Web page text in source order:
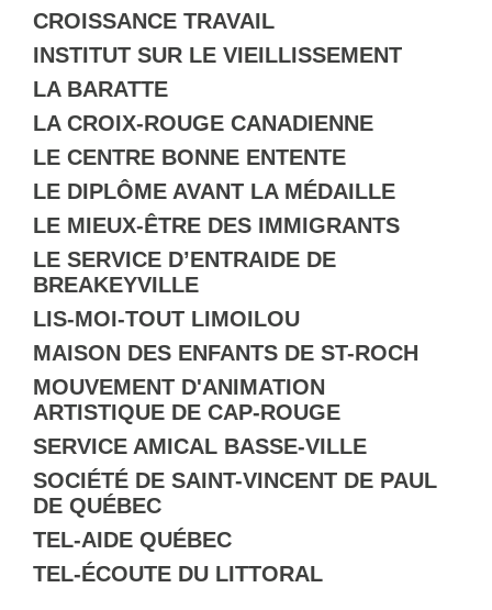
CROISSANCE TRAVAIL
INSTITUT SUR LE VIEILLISSEMENT
LA BARATTE
LA CROIX-ROUGE CANADIENNE
LE CENTRE BONNE ENTENTE
LE DIPLÔME AVANT LA MÉDAILLE
LE MIEUX-ÊTRE DES IMMIGRANTS
LE SERVICE D’ENTRAIDE DE
BREAKEYVILLE
LIS-MOI-TOUT LIMOILOU
MAISON DES ENFANTS DE ST-ROCH
MOUVEMENT D'ANIMATION
ARTISTIQUE DE CAP-ROUGE
SERVICE AMICAL BASSE-VILLE
SOCIÉTÉ DE SAINT-VINCENT DE PAUL
DE QUÉBEC
TEL-AIDE QUÉBEC
TEL-ÉCOUTE DU LITTORAL